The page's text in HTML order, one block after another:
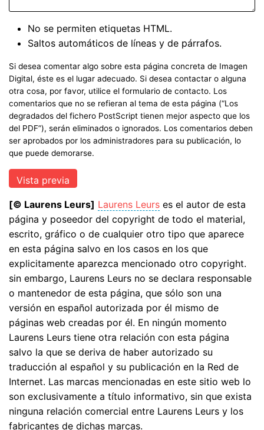
No se permiten etiquetas HTML.
Saltos automáticos de líneas y de párrafos.
Si desea comentar algo sobre esta página concreta de Imagen
Digital, éste es el lugar adecuado. Si desea contactar o alguna
otra cosa, por favor, utilice el formulario de contacto. Los
comentarios que no se refieran al tema de esta página (“Los
degradados del fichero PostScript tienen mejor aspecto que los
del PDF”), serán eliminados o ignorados. Los comentarios deben
ser aprobados por los administradores para su publicación, lo
que puede demorarse.
[© Laurens Leurs] Laurens Leurs es el autor de esta
página y poseedor del copyright de todo el material,
escrito, gráfico o de cualquier otro tipo que aparece
en esta página salvo en los casos en los que
explicitamente aparezca mencionado otro copyright.
sin embargo, Laurens Leurs no se declara responsable
o mantenedor de esta página, que sólo son una
versión en español autorizada por él mismo de
páginas web creadas por él. En ningún momento
Laurens Leurs tiene otra relación con esta página
salvo la que se deriva de haber autorizado su
traducción al español y su publicación en la Red de
Internet. Las marcas mencionadas en este sitio web lo
son exclusivamente a título informativo, sin que exista
ninguna relación comercial entre Laurens Leurs y los
fabricantes de dichas marcas.